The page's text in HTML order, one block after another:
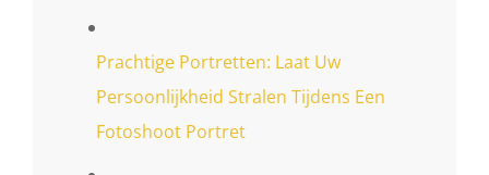
Prachtige Portretten: Laat Uw
Persoonlijkheid Stralen Tijdens Een
Fotoshoot Portret